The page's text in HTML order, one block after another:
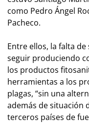
como Pedro Ángel
Pacheco.
Entre ellos, la falta
seguir produciendo
los productos
herramientas a los
plagas, “sin una
además de situación
terceros países de